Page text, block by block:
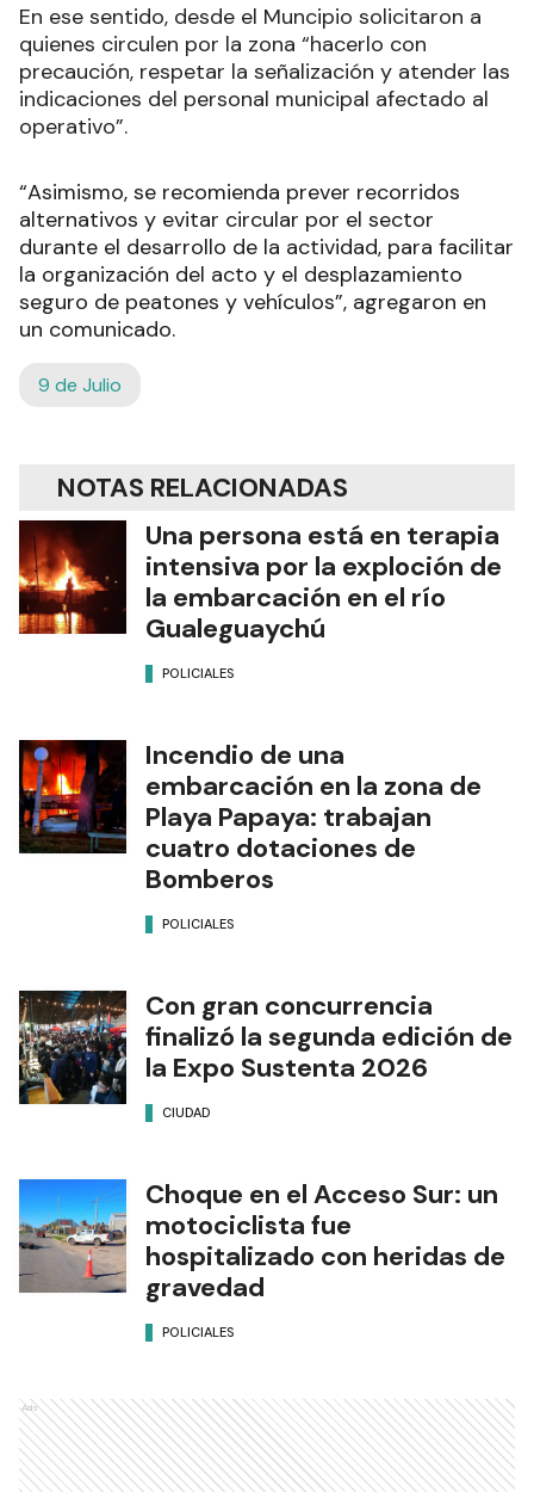
En ese sentido, desde el Muncipio solicitaron a
quienes circulen por la zona “hacerlo con
precaución, respetar la señalización y atender las
indicaciones del personal municipal afectado al
operativo”.
“Asimismo, se recomienda prever recorridos
alternativos y evitar circular por el sector
durante el desarrollo de la actividad, para facilitar
la organización del acto y el desplazamiento
seguro de peatones y vehículos”, agregaron en
un comunicado.
9 de Julio
NOTAS RELACIONADAS
Una persona está en terapia
intensiva por la exploción de
la embarcación en el río
Gualeguaychú
POLICIALES
Incendio de una
embarcación en la zona de
Playa Papaya: trabajan
cuatro dotaciones de
Bomberos
POLICIALES
Con gran concurrencia
finalizó la segunda edición de
la Expo Sustenta 2026
CIUDAD
Choque en el Acceso Sur: un
motociclista fue
hospitalizado con heridas de
gravedad
POLICIALES
Ads